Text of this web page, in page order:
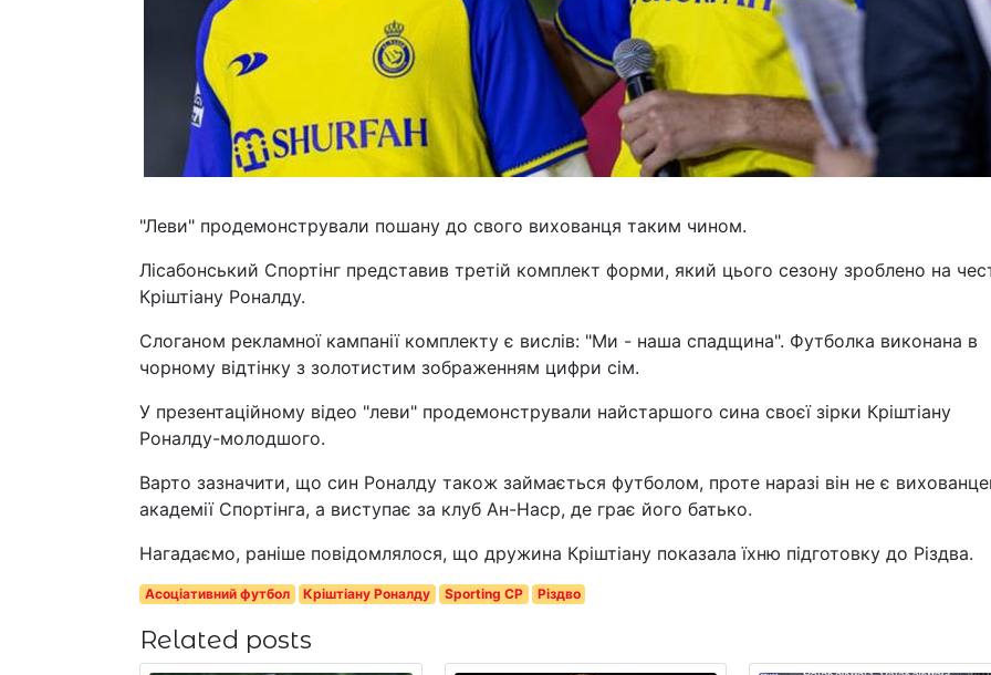
"Леви" продемонстрували пошану до свого вихованця таким чином.
Лісабонський Спортінг представив третій комплект форми, який цього сезону зроблено на
Кріштіану Роналду.
Слоганом рекламної кампанії комплекту є вислів: "Ми - наша спадщина". Футболка виконана в
чорному відтінку з золотистим зображенням цифри сім.
У презентаційному відео "леви" продемонстрували найстаршого сина своєї зірки Кріштіану
Роналду-молодшого.
Варто зазначити, що син Роналду також займається футболом, проте наразі він не є
академії Спортінга, а виступає за клуб Ан-Наср, де грає його батько.
Нагадаємо, раніше повідомлялося, що дружина Кріштіану показала їхню підготовку до Різдва.
Асоціативний футбол Кріштіану Роналду Sporting CP Різдво
Related posts